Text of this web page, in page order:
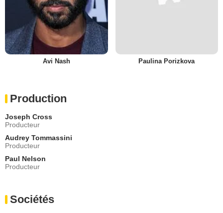
Avi Nash Paulina Porizkova
Production
Joseph Cross
Producteur
Audrey Tommassini
Producteur
Paul Nelson
Producteur
Sociétés